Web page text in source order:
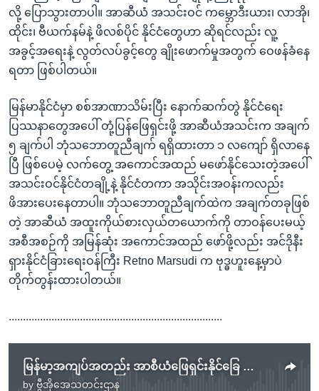
လို့ ပြောသွားတာပါ။ အာဆီယံ အသင်းဝင် ကမ္ဘောဒီးယား၊ လာအို၊
ထိုင်း၊ ဗီယက်နမ်နဲ့ ဖိလစ်ပိုင် နိုင်ငံတွေဟာ ဆိုရင်လည်း လူ့
အခွင့်အရေးနဲ့ လွတ်လပ်ခွင့်တွေ ချိုးဖောက်မှုအတွက် ဝေဖန်ခံနေ
ရတာ ဖြစ်ပါတယ်။
မြန်မာနိုင်ငံမှာ စစ်အာဏာသိမ်းပြီး နောက်ဆက်တွဲ နိုင်ငံရေး
ပြဿနာတွေအပေါ် တုံ့ပြန်ဖြေရှင်းဖို့ အာဆီယံအသင်းက အချက်
၅ ချက်ပါ ဘုံသဘောတူညီချက် ရရှိထားတာ ၁ လကျော် ရှိလာနေ
ပြီ ဖြစ်ပေမဲ့ လက်တွေ့ အကောင်အထည် မဖော်နိုင်သေးတဲ့အပေါ်
အသင်းဝင်နိုင်ငံတချို့နဲ့ နိုင်ငံတကာ အသိုင်းအဝန်းကလည်း
ဖိအားပေးနေတာပါ။ ဘုံသဘောတူညီချက်ထဲက အချက်တခုဖြစ်
တဲ့ အာဆီယံ အထူးကိုယ်စားလှယ်တယောက်ကို တာဝန်ပေးမယ့်
အစီအစဉ်ကို အမြန်ဆုံး အကောင်အထည် ဖော်ဖို့လည်း အင်ဒိုနီး
ရှားနိုင်ငံခြားရေးဝန်ကြီး Retno Marsudi က ဗုဒ္ဓဟူးနေ့မှာပဲ
တိုက်တွန်းထားပါတယ်။
...........................................................................
မြန်မာ့အကျပ်အတည်း အာစီယံဖြေရှင်းနိုင်ခြေ အားနည်း
by ဗွီအိုအေသတင်းဌာန